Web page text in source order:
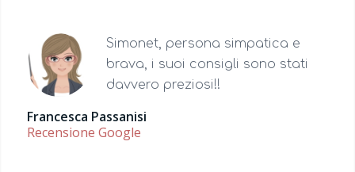
Simonet, persona simpatica e
brava, i suoi consigli sono stati
davvero preziosi!!
Francesca Passanisi
Recensione Google